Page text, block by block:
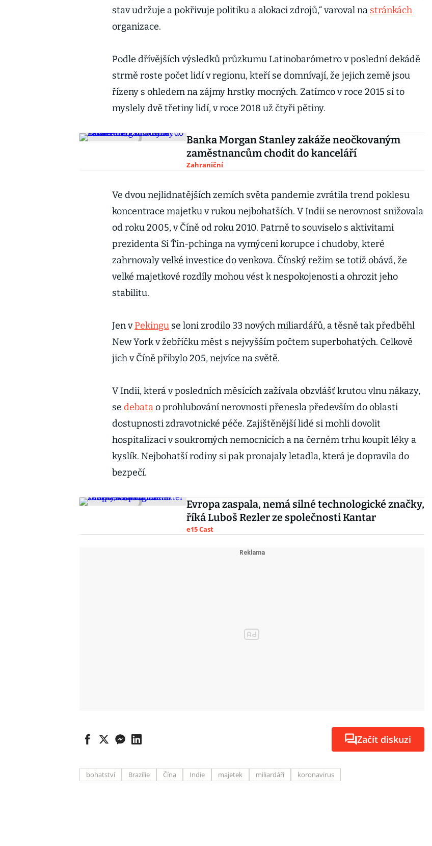
stav udržuje a pokřivuje politiku a alokaci zdrojů,“ varoval na stránkách
organizace.
Podle dřívějších výsledků průzkumu Latinobarómetro v poslední dekádě
strmě roste počet lidí v regionu, kteří se domnívají, že jejich země jsou
řízeny s ohledem na zájmy hrstky mocných. Zatímco v roce 2015 si to
myslely dvě třetiny lidí, v roce 2018 už čtyři pětiny.
Banka Morgan Stanley zakáže neočkovaným
zaměstnancům chodit do kanceláří
Zahraniční
Ve dvou nejlidnatějších zemích světa pandemie zvrátila trend poklesu
koncentrace majetku v rukou nejbohatších. V Indii se nerovnost snižovala
od roku 2005, v Číně od roku 2010. Patrně to souviselo s aktivitami
prezidenta Si Ťin-pchinga na vymýcení korupce i chudoby, které
zahrnovaly velké investice do venkova. Čínský režim se totiž obává, že
velké majetkové rozdíly mohou vést k nespokojenosti a ohrozit jeho
stabilitu.
Jen vPekingu se loni zrodilo 33 nových miliardářů, a těsně tak předběhl
New York v žebříčku měst s nejvyšším počtem superbohatých. Celkově
jich v Číně přibylo 205, nejvíce na světě.
V Indii, která v posledních měsících zažívala obzvlášť krutou vlnu nákazy,
se debatao prohlubování nerovnosti přenesla především do oblasti
dostupnosti zdravotnické péče. Zajištěnější lidé si mohli dovolit
hospitalizaci v soukromých nemocnicích a na černém trhu koupit léky a
kyslík. Nejbohatší rodiny si pak pronajaly letadla, která je dopravila do
bezpečí.
Evropa zaspala, nemá silné technologické značky,
říká Luboš Rezler ze společnosti Kantar
e15 Cast
Začít diskuzi
bohatství Brazílie Čína Indie majetek miliardáři koronavirus